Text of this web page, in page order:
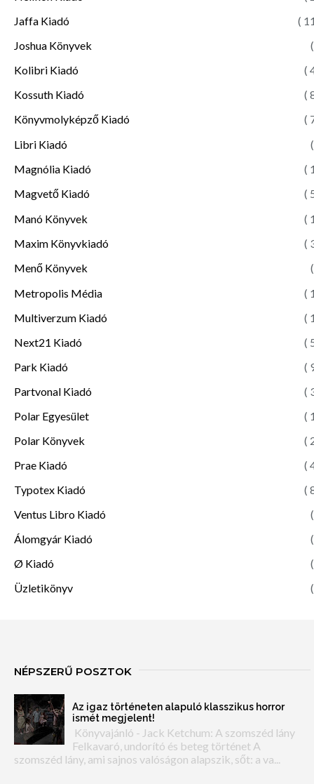
Jaffa Kiadó
(
Joshua Könyvek
Kolibri Kiadó
(
Kossuth Kiadó
(
Könyvmolyképző Kiadó
(
Libri Kiadó
Magnólia Kiadó
(
Magvető Kiadó
(
Manó Könyvek
(
Maxim Könyvkiadó
(
Menő Könyvek
Metropolis Média
(
Multiverzum Kiadó
(
Next21 Kiadó
(
Park Kiadó
(
Partvonal Kiadó
(
Polar Egyesület
(
Polar Könyvek
(
Prae Kiadó
(
Typotex Kiadó
(
Ventus Libro Kiadó
Álomgyár Kiadó
Ø Kiadó
Üzletikönyv
NÉPSZERŰ POSZTOK
Az igaz történeten alapuló klasszikus horror
ismét megjelent!
Könyvajánló - Jack Ketchum: A szomszéd lány
Felkavaró, undorító és beteg történet A
szomszéd lány, ami sajnos valóságon alapszik, sőt: a va...